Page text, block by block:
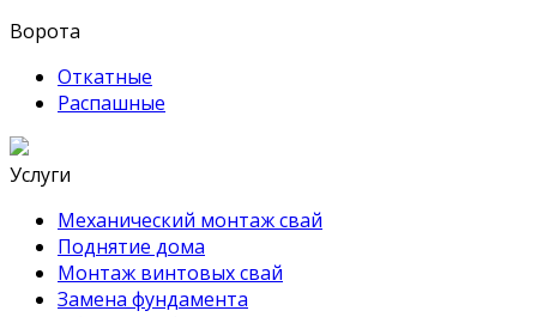
Ворота
Откатные
Распашные
Услуги
Механический монтаж свай
Поднятие дома
Монтаж винтовых свай
Замена фундамента